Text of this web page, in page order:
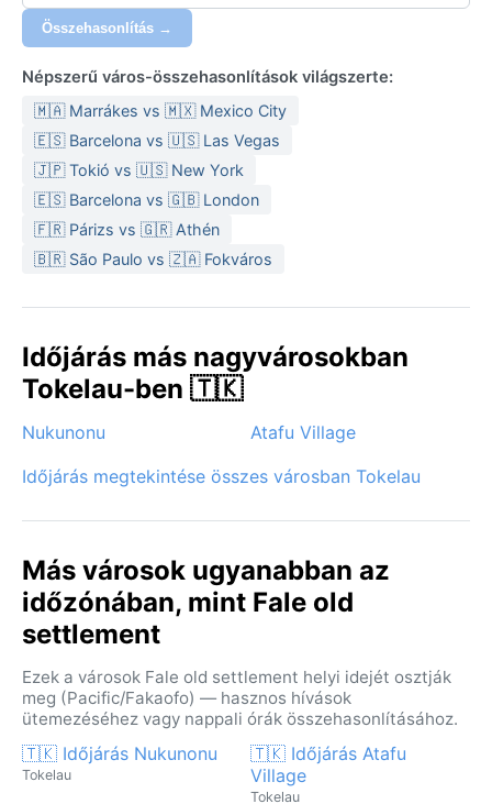
Összehasonlítás →
Népszerű város-összehasonlítások világszerte:
🇲🇦 Marrákes vs 🇲🇽 Mexico City
🇪🇸 Barcelona vs 🇺🇸 Las Vegas
🇯🇵 Tokió vs 🇺🇸 New York
🇪🇸 Barcelona vs 🇬🇧 London
🇫🇷 Párizs vs 🇬🇷 Athén
🇧🇷 São Paulo vs 🇿🇦 Fokváros
Időjárás más nagyvárosokban
Tokelau-ben 🇹🇰
Nukunonu
Atafu Village
Időjárás megtekintése összes városban Tokelau
Más városok ugyanabban az
időzónában, mint Fale old
settlement
Ezek a városok Fale old settlement helyi idejét osztják
meg (Pacific/Fakaofo) — hasznos hívások
ütemezéséhez vagy nappali órák összehasonlításához.
🇹🇰 Időjárás Nukunonu
Tokelau
🇹🇰 Időjárás Atafu
Village
Tokelau